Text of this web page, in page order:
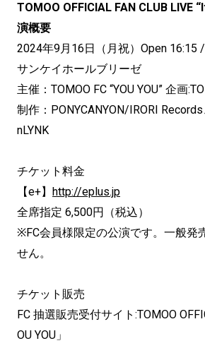
TOMOO OFFICIAL FAN CLUB LIVE
演概要
2024年9月16日（月祝）Open 16:15
サンケイホールブリーゼ
主催：TOMOO FC “YOU YOU” 企画
制作：PONYCANYON/IRORI
nLYNK
チケット料金
【e+】
http://eplus.jp
全席指定 6,500円（税込）
※FC会員様限定の公演です。一般発
せん。
チケット販売
FC 抽選販売受付サイト:TOMOO
OU YOU」